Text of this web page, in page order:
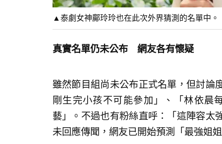
▲泰劇女神鄺玲玲也在此次外界猜測的名單中
真實名單仍未公布 網友各有懷疑
雖然節目組尚未公布正式名單，但討論
剛生完小孩不可能參加」、「林依晨
藝」。不過也有粉絲直呼：「這陣容太
未回應傳聞，網友已開始預測「最強姐